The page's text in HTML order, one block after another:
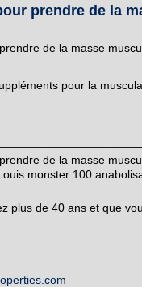
prendre de la
de la masse
pour la
de la masse
monster 100
plus de 40 ans et que